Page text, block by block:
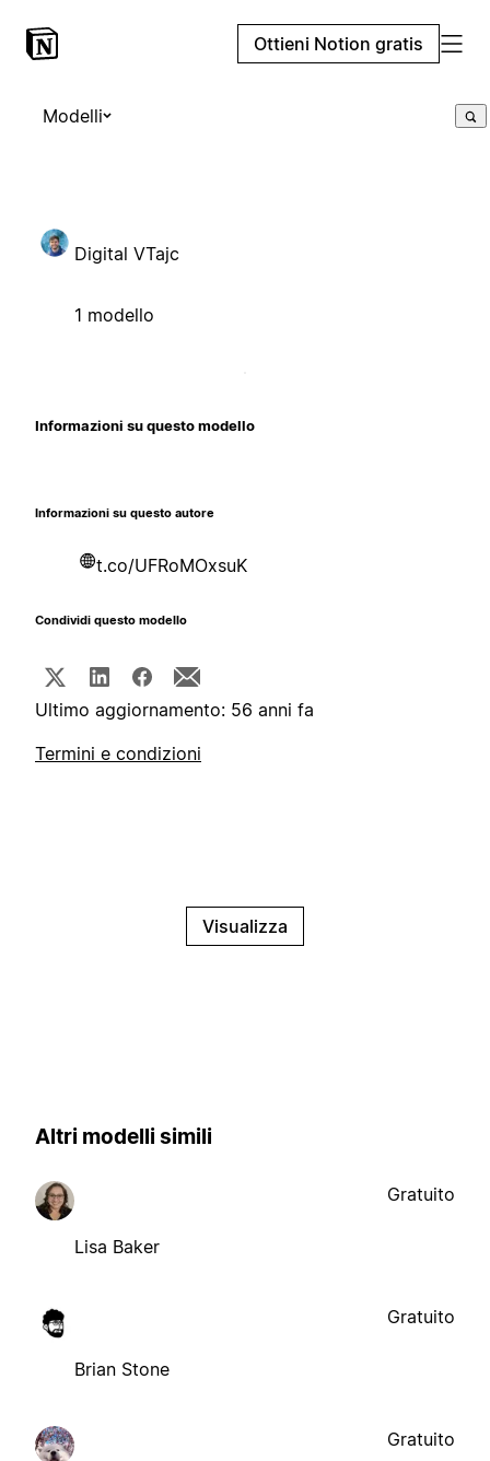
Ottieni Notion gratis
Modelli
Digital VTajc
1 modello
Informazioni su questo modello
Informazioni su questo autore
t.co/UFRoMOxsuK
Condividi questo modello
Ultimo aggiornamento: 56 anni fa
Termini e condizioni
Visualizza
Altri modelli simili
Lisa Baker
Gratuito
Brian Stone
Gratuito
Gratuito